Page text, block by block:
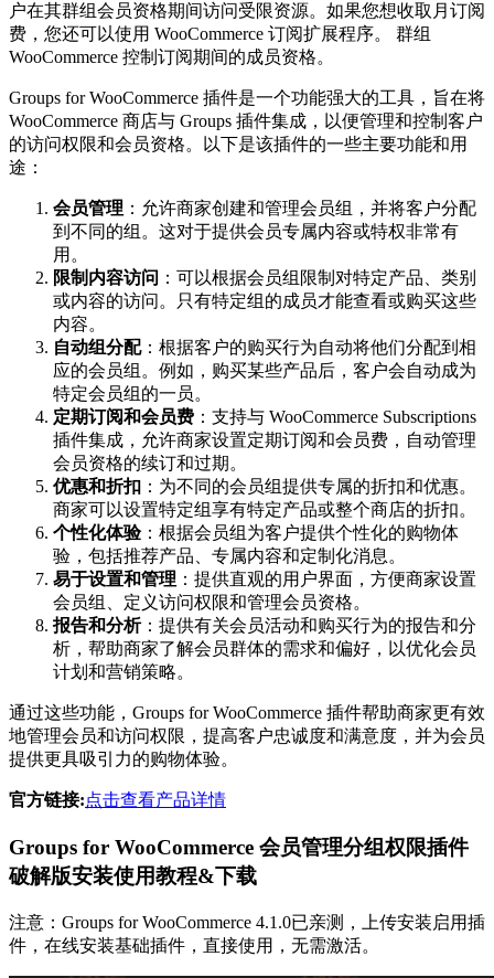
户在其群组会员资格期间访问受限资源。如果您想收取月订阅
费，您还可以使用 WooCommerce 订阅扩展程序。 群组
WooCommerce 控制订阅期间的成员资格。
Groups for WooCommerce 插件是一个功能强大的工具，旨在将
WooCommerce 商店与 Groups 插件集成，以便管理和控制客户
的访问权限和会员资格。以下是该插件的一些主要功能和用
途：
会员管理 ：允许商家创建和管理会员组，并将客户分配
到不同的组。这对于提供会员专属内容或特权非常有
用。
限制内容访问 ：可以根据会员组限制对特定产品、类别
或内容的访问。只有特定组的成员才能查看或购买这些
内容。
自动组分配：根据客户的购买行为自动将他们分配到相
应的会员组。例如，购买某些产品后，客户会自动成为
特定会员组的一员。
定期订阅和会员费 ：支持与 WooCommerce Subscriptions
插件集成，允许商家设置定期订阅和会员费，自动管理
会员资格的续订和过期。
优惠和折扣 ：为不同的会员组提供专属的折扣和优惠。
商家可以设置特定组享有特定产品或整个商店的折扣。
个性化体验：根据会员组为客户提供个性化的购物体
验，包括推荐产品、专属内容和定制化消息。
易于设置和管理 ：提供直观的用户界面，方便商家设置
会员组、定义访问权限和管理会员资格。
报告和分析：提供有关会员活动和购买行为的报告和分
析，帮助商家了解会员群体的需求和偏好，以优化会员
计划和营销策略。
通过这些功能，Groups for WooCommerce 插件帮助商家更有效
地管理会员和访问权限，提高客户忠诚度和满意度，并为会员
提供更具吸引力的购物体验。
官方链接:点击查看产品详情
Groups for WooCommerce 会员管理分组权限插件
破解版安装使用教程&下载
注意：Groups for WooCommerce 4.1.0已亲测，上传安装启用插
件，在线安装基础插件，直接使用，无需激活。